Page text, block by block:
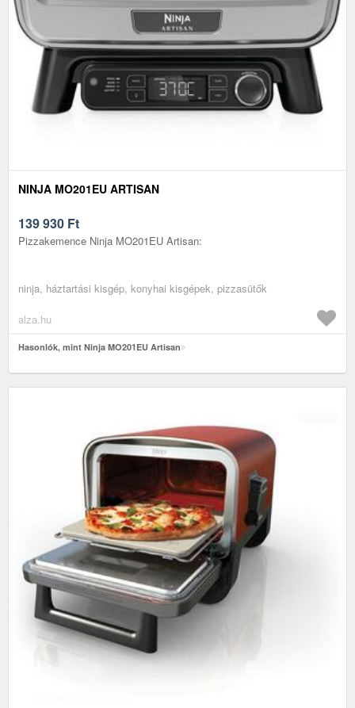
NINJA MO201EU ARTISAN
139 930 Ft
Pizzakemence Ninja MO201EU Artisan:
ninja, háztartási kisgép, konyhai kisgépek, pizzasütők
alza.hu
Hasonlók, mint Ninja MO201EU Artisan